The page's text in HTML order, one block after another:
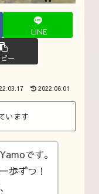
LINE
ー
2022.06.01
います
です。
歩ずつ！